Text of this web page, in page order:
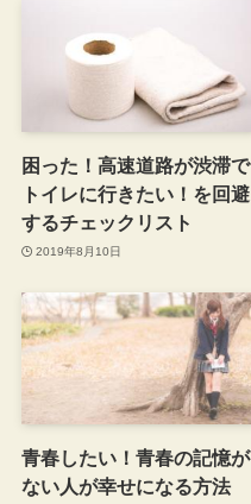
困った！高速道路が渋滞で
トイレに行きたい！を回避
するチェックリスト
2019年8月10日
青春したい！青春の記憶が
ない人が幸せになる方法